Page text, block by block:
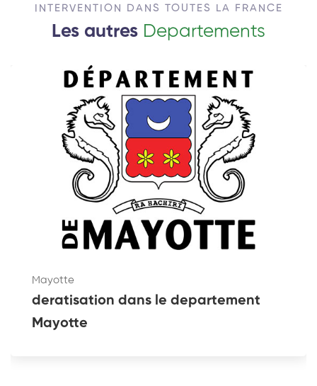
INTERVENTION DANS TOUTES LA FRANCE
Les autres Departements
Mayotte
deratisation dans le departement
Mayotte